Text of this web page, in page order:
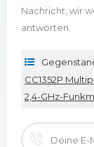
Nachricht, wir
antworten.
CC1352P
2,4-GHz-